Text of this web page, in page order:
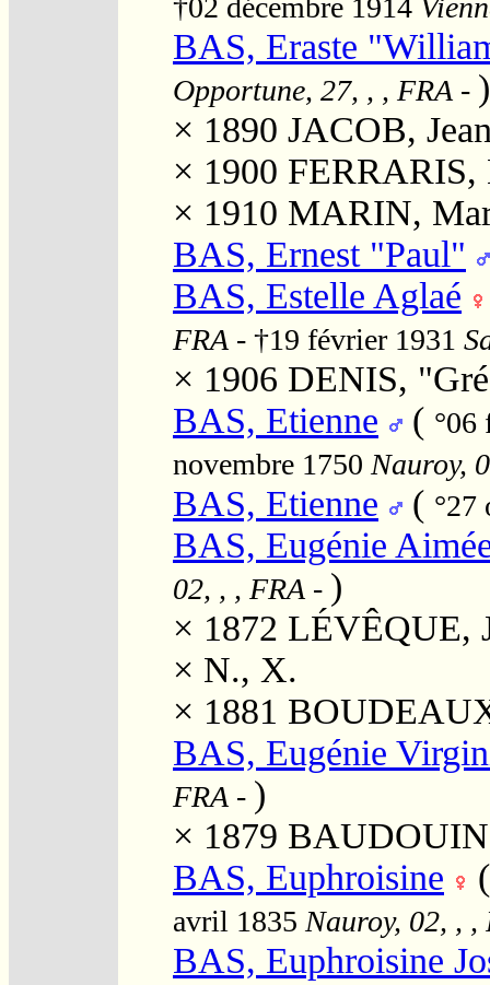
†02 décembre 1914
BAS, Eraste
Opportune, 27, , , FRA - )
× 1890 JACOB,
× 1900 FERRARIS,
× 1910 MARIN,
BAS, Ernest "Paul"
BAS, Estelle Aglaé
FRA - †19 février 1931
× 1906 DENIS,
BAS, Etienne
( °06
novembre 1750 Nauroy,
BAS, Etienne ( °27
BAS, Eugénie
02, , , FRA - )
× 1872 LÉVÊQUE,
× N., X.
× 1881
BAS, Eugénie
FRA - )
× 1879
BAS, Euphroisine
avril 1835 Nauroy, 02, , ,
BAS, Euphroisine